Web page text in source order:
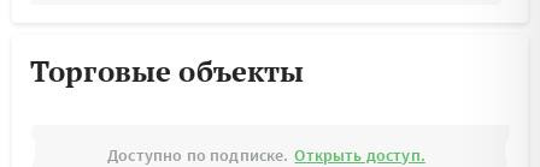
Торговые объекты
Доступно по подписке. Открыть доступ.